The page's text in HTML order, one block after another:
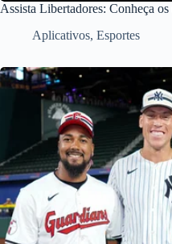
Assista Libertadores: Conheça
Aplicativos, Esportes